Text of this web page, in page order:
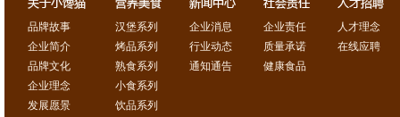
品牌故事 汉堡系列 企业消息 企业责任
人才理念
企业简介
烤品系列 行业动态 质量承诺
在线应聘
品牌文化
熟食系列 通知通告
健康食品
企业理念
小食系列
发展愿景
饮品系列